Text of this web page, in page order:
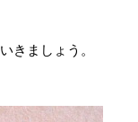
きましょう。